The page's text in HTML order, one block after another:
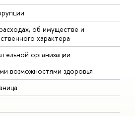
об имуществе и
характера
организации
возможностями здоровья